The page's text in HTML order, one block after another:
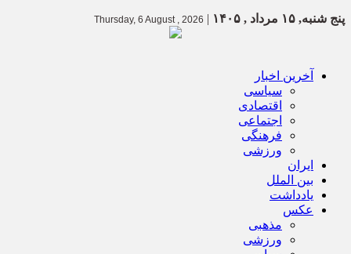
پنج شنبه, ۱۵ مرداد , ۱۴۰۵ |
Thursday, 6 August , 2026
آخرین اخبار
سیاسی
اقتصادی
اجتماعی
فرهنگی
ورزشی
ایران
بین الملل
یادداشت
عکس
مذهبی
ورزشی